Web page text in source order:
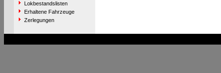
Lokbestandslisten
Erhaltene Fahrzeuge
Zerlegungen